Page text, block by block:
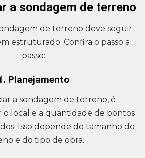
a sondagem de terreno
de terreno deve seguir
estruturado. Confira o passo a
passo:
Planejamento
a sondagem de terreno, é
o local e a quantidade de pontos
Isso depende do tamanho do
e do tipo de obra.